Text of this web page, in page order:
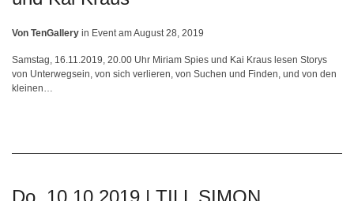
Von TenGallery in EventamAugust 28, 2019
Samstag, 16.11.2019, 20.00 Uhr Miriam Spies und Kai Kraus lesen Storys
von Unterwegsein, von sich verlieren, von Suchen und Finden, und von den
kleinen…